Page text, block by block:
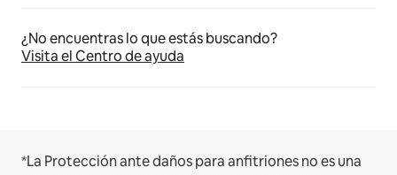
¿No encuentras lo que estás buscando?
Visita el Centro de ayuda
*La Protección ante daños para anfitriones no es una